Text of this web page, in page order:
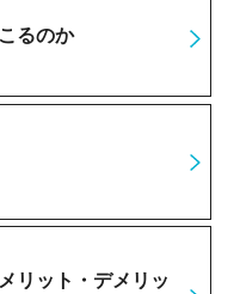
るのか
リット・デメリッ